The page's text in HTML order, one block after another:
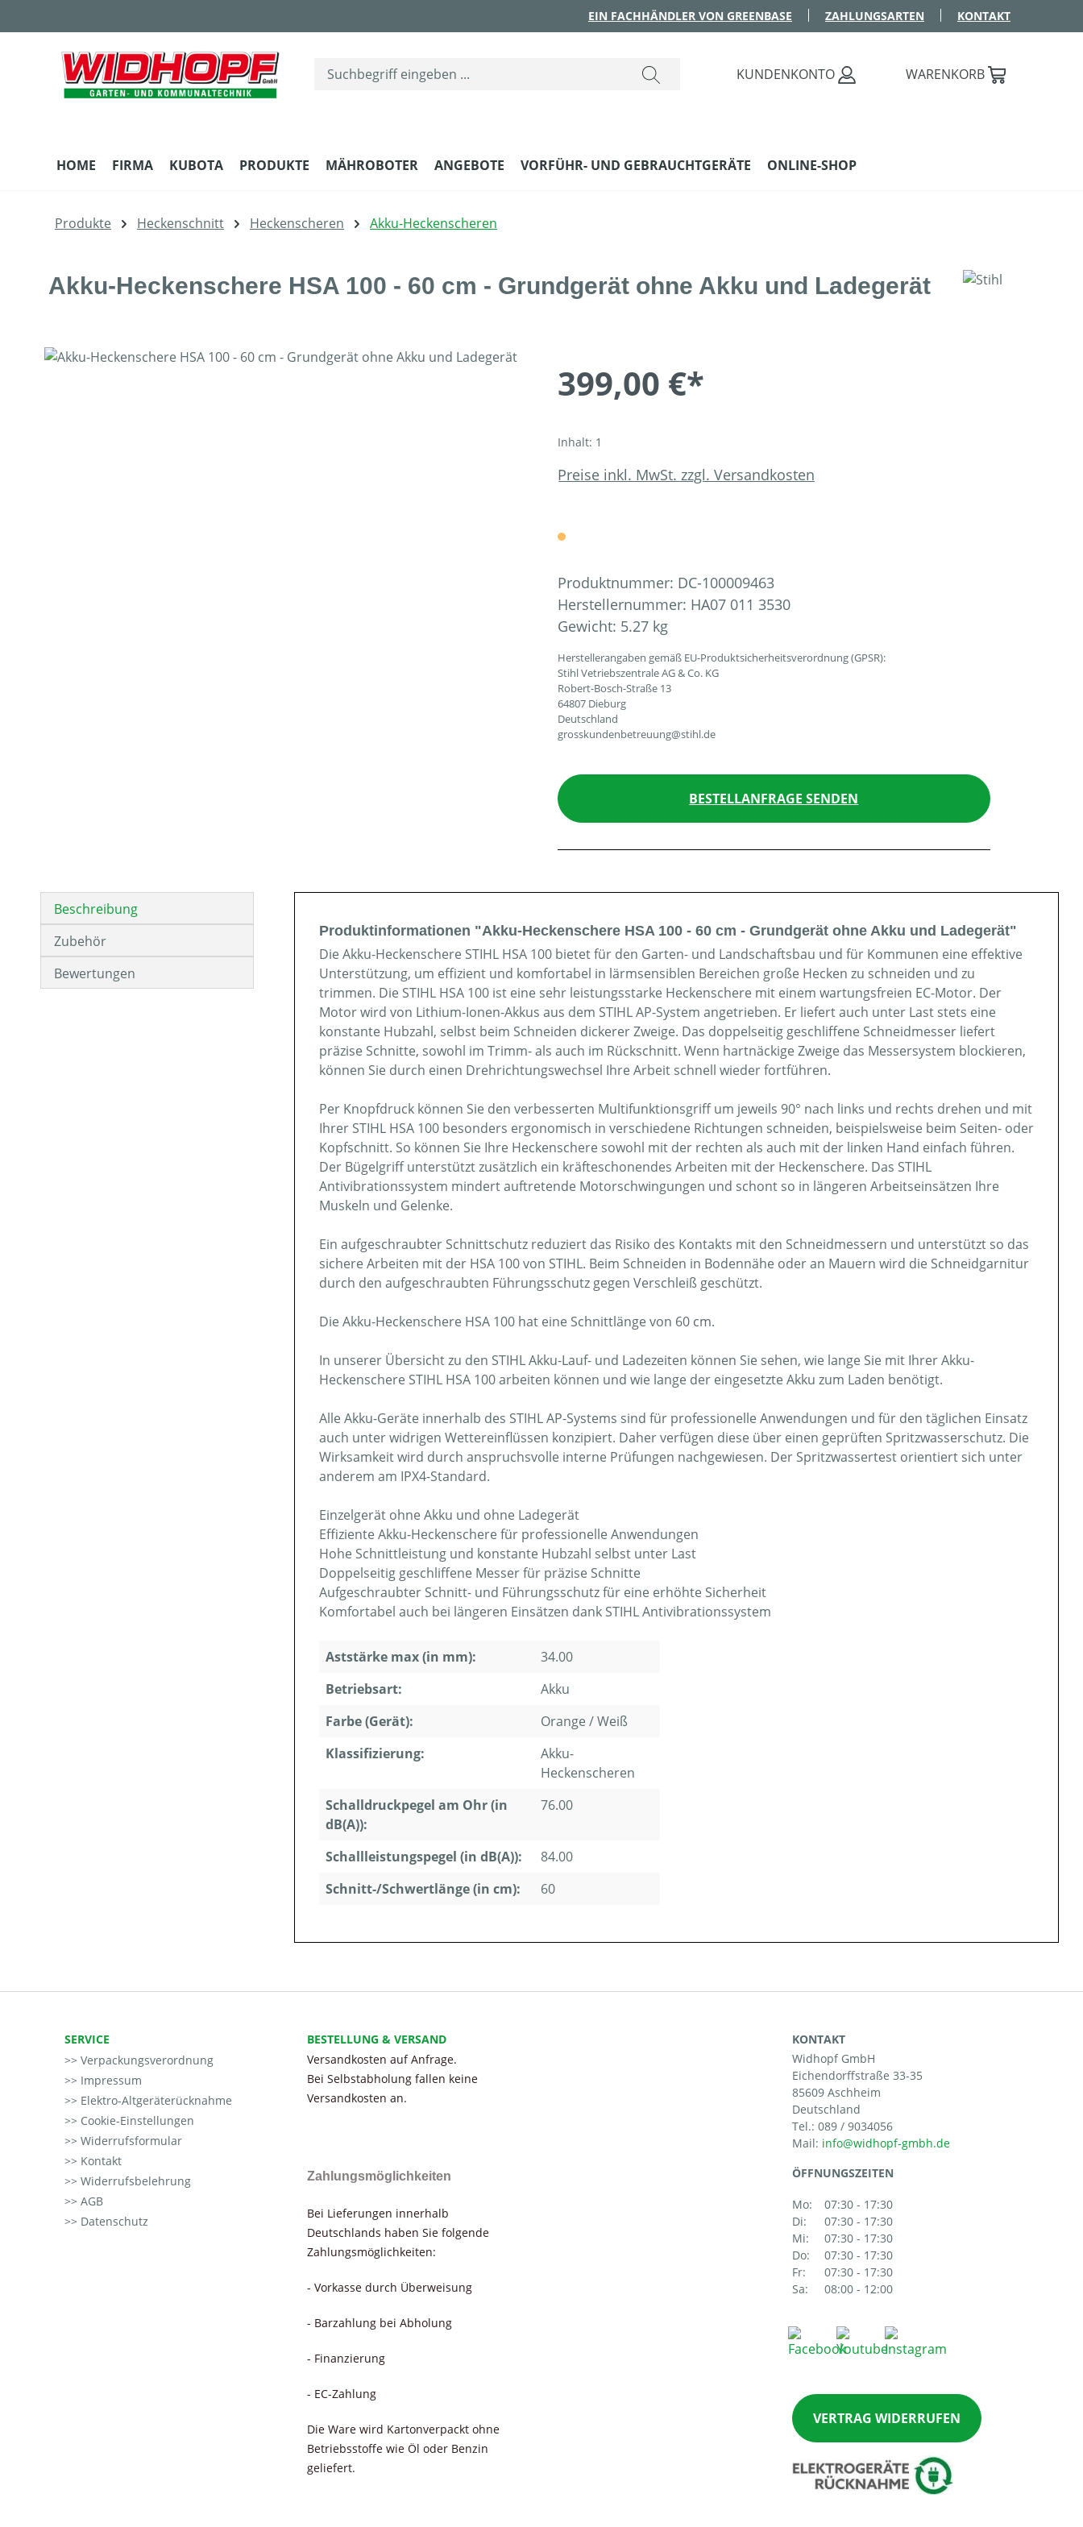
EIN FACHHÄNDLER VON GREENBASE ZAHLUNGSARTEN KONTAKT
KUNDENKONTO WARENKORB
HOME FIRMA KUBOTA PRODUKTE MÄHROBOTER ANGEBOTE VORFÜHR- UND GEBRAUCHTGERÄTE ONLINE-SHOP
Produkte Heckenschnitt Heckenscheren Akku-Heckenscheren
Akku-Heckenschere HSA 100 - 60 cm - Grundgerät ohne Akku und Ladegerät
Bildergalerie überspringen
399,00 €*
Inhalt: 1
Preise inkl. MwSt. zzgl. Versandkosten
Produktnummer: DC-100009463
Herstellernummer: HA07 011 3530
Gewicht: 5.27 kg
Herstellerangaben gemäß EU-Produktsicherheitsverordnung (GPSR):
Stihl Vetriebszentrale AG & Co. KG
Robert-Bosch-Straße 13
64807 Dieburg
Deutschland
grosskundenbetreuung@stihl.de
BESTELLANFRAGE SENDEN
Beschreibung
Zubehör
Bewertungen
Produktinformationen "Akku-Heckenschere HSA 100 - 60 cm - Grundgerät ohne Akku und Ladegerät"
Die Akku-Heckenschere STIHL HSA 100 bietet für den Garten- und Landschaftsbau und für Kommunen eine effektive
Unterstützung, um effizient und komfortabel in lärmsensiblen Bereichen große Hecken zu schneiden und zu
trimmen. Die STIHL HSA 100 ist eine sehr leistungsstarke Heckenschere mit einem wartungsfreien EC-Motor. Der
Motor wird von Lithium-Ionen-Akkus aus dem STIHL AP-System angetrieben. Er liefert auch unter Last stets eine
konstante Hubzahl, selbst beim Schneiden dickerer Zweige. Das doppelseitig geschliffene Schneidmesser liefert
präzise Schnitte, sowohl im Trimm- als auch im Rückschnitt. Wenn hartnäckige Zweige das Messersystem blockieren,
können Sie durch einen Drehrichtungswechsel Ihre Arbeit schnell wieder fortführen.
Per Knopfdruck können Sie den verbesserten Multifunktionsgriff um jeweils 90° nach links und rechts drehen und mit
Ihrer STIHL HSA 100 besonders ergonomisch in verschiedene Richtungen schneiden, beispielsweise beim Seiten- oder
Kopfschnitt. So können Sie Ihre Heckenschere sowohl mit der rechten als auch mit der linken Hand einfach führen.
Der Bügelgriff unterstützt zusätzlich ein kräfteschonendes Arbeiten mit der Heckenschere. Das STIHL
Antivibrationssystem mindert auftretende Motorschwingungen und schont so in längeren Arbeitseinsätzen Ihre
Muskeln und Gelenke.
Ein aufgeschraubter Schnittschutz reduziert das Risiko des Kontakts mit den Schneidmessern und unterstützt so das
sichere Arbeiten mit der HSA 100 von STIHL. Beim Schneiden in Bodennähe oder an Mauern wird die Schneidgarnitur
durch den aufgeschraubten Führungsschutz gegen Verschleiß geschützt.
Die Akku-Heckenschere HSA 100 hat eine Schnittlänge von 60 cm.
In unserer Übersicht zu den STIHL Akku-Lauf- und Ladezeiten können Sie sehen, wie lange Sie mit Ihrer Akku-
Heckenschere STIHL HSA 100 arbeiten können und wie lange der eingesetzte Akku zum Laden benötigt.
Alle Akku-Geräte innerhalb des STIHL AP-Systems sind für professionelle Anwendungen und für den täglichen Einsatz
auch unter widrigen Wettereinflüssen konzipiert. Daher verfügen diese über einen geprüften Spritzwasserschutz. Die
Wirksamkeit wird durch anspruchsvolle interne Prüfungen nachgewiesen. Der Spritzwassertest orientiert sich unter
anderem am IPX4-Standard.
Einzelgerät ohne Akku und ohne Ladegerät
Effiziente Akku-Heckenschere für professionelle Anwendungen
Hohe Schnittleistung und konstante Hubzahl selbst unter Last
Doppelseitig geschliffene Messer für präzise Schnitte
Aufgeschraubter Schnitt- und Führungsschutz für eine erhöhte Sicherheit
Komfortabel auch bei längeren Einsätzen dank STIHL Antivibrationssystem
Aststärke max (in mm):
34.00
Betriebsart:
Akku
Farbe (Gerät):
Orange / Weiß
Klassifizierung:
Akku-
Heckenscheren
Schalldruckpegel am Ohr (in
dB(A)):
76.00
Schallleistungspegel (in dB(A)):
84.00
Schnitt-/Schwertlänge (in cm):
60
SERVICE
Verpackungsverordnung
Impressum
Elektro-Altgeräterücknahme
Cookie-Einstellungen
Widerrufsformular
Kontakt
Widerrufsbelehrung
AGB
Datenschutz
BESTELLUNG & VERSAND
Versandkosten auf Anfrage.
Bei Selbstabholung fallen keine
Versandkosten an.
Zahlungsmöglichkeiten
Bei Lieferungen innerhalb
Deutschlands haben Sie folgende
Zahlungsmöglichkeiten:
- Vorkasse durch Überweisung
- Barzahlung bei Abholung
- Finanzierung
- EC-Zahlung
Die Ware wird Kartonverpackt ohne
Betriebsstoffe wie Öl oder Benzin
geliefert.
KONTAKT
Widhopf GmbH
Eichendorffstraße 33-35
85609 Aschheim
Deutschland
Tel.: 089 / 9034056
Mail:
ÖFFNUNGSZEITEN
Mo:
07:30 - 17:30
Di:
07:30 - 17:30
Mi:
07:30 - 17:30
Do:
07:30 - 17:30
Fr:
07:30 - 17:30
Sa:
08:00 - 12:00
VERTRAG WIDERRUFEN